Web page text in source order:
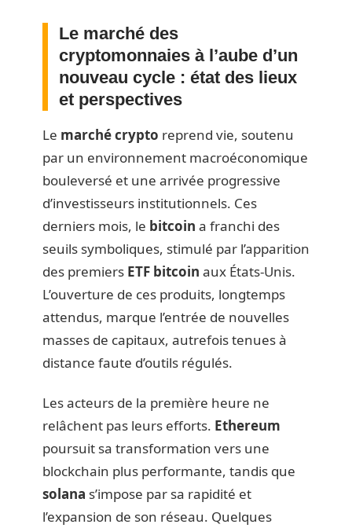
Le marché des
cryptomonnaies à l’aube d’un
nouveau cycle : état des lieux
et perspectives
Le marché crypto reprend vie, soutenu
par un environnement macroéconomique
bouleversé et une arrivée progressive
d’investisseurs institutionnels. Ces
derniers mois, le bitcoin a franchi des
seuils symboliques, stimulé par l’apparition
des premiers ETF bitcoin aux États-Unis.
L’ouverture de ces produits, longtemps
attendus, marque l’entrée de nouvelles
masses de capitaux, autrefois tenues à
distance faute d’outils régulés.
Les acteurs de la première heure ne
relâchent pas leurs efforts. Ethereum
poursuit sa transformation vers une
blockchain plus performante, tandis que
solana s’impose par sa rapidité et
l’expansion de son réseau. Quelques